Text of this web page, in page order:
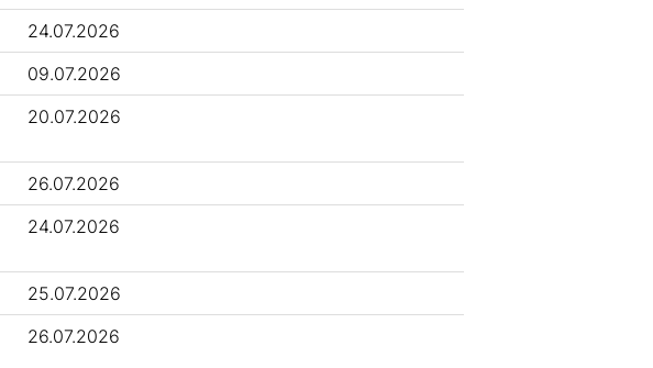
24.07.2026
09.07.2026
20.07.2026
26.07.2026
24.07.2026
25.07.2026
26.07.2026